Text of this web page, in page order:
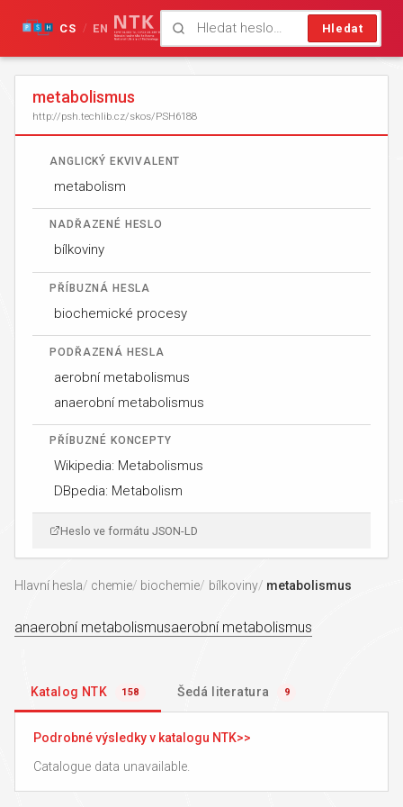
Hledat
CS / EN
metabolismus
http://psh.techlib.cz/skos/PSH6188
ANGLICKÝ EKVIVALENT
metabolism
NADŘAZENÉ HESLO
bílkoviny
PŘÍBUZNÁ HESLA
biochemické procesy
PODŘAZENÁ HESLA
aerobní metabolismus
anaerobní metabolismus
PŘÍBUZNÉ KONCEPTY
Wikipedia: Metabolismus
DBpedia: Metabolism
Heslo ve formátu JSON-LD
Hlavní hesla chemie biochemie bílkoviny metabolismus
anaerobní metabolismusaerobní metabolismus
Katalog NTK 158 Šedá literatura 9
Podrobné výsledky v katalogu NTK
Catalogue data unavailable.